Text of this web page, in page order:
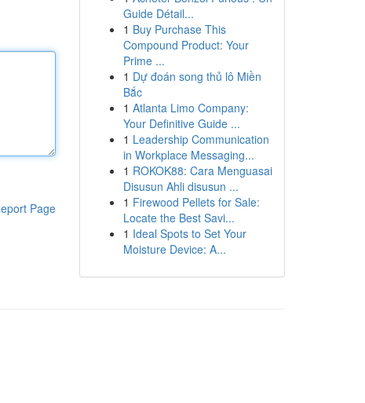
Page
Guide Détail...
1 Buy Purchase This
Compound Product: Your
Prime ...
1 Dự đoán song thủ lô Miền
Bắc
1 Atlanta Limo Company:
Your Definitive Guide ...
1 Leadership Communication
in Workplace Messaging...
1 ROKOK88: Cara Menguasai
Disusun Ahli disusun ...
1 Firewood Pellets for Sale:
Locate the Best Savi...
1 Ideal Spots to Set Your
Moisture Device: A...